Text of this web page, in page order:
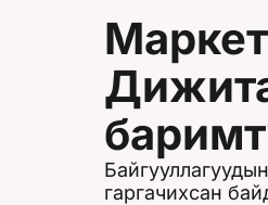
гаргачихсан